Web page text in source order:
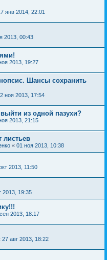
янв 2014, 22:01
2013, 00:43
2013, 19:27
Шансы сохранить
ноя 2013, 17:54
из одной пазухи?
2013, 21:15
листьев
« 01 ноя 2013, 10:38
2013, 11:50
2013, 19:35
2013, 18:17
27 авг 2013, 18:22